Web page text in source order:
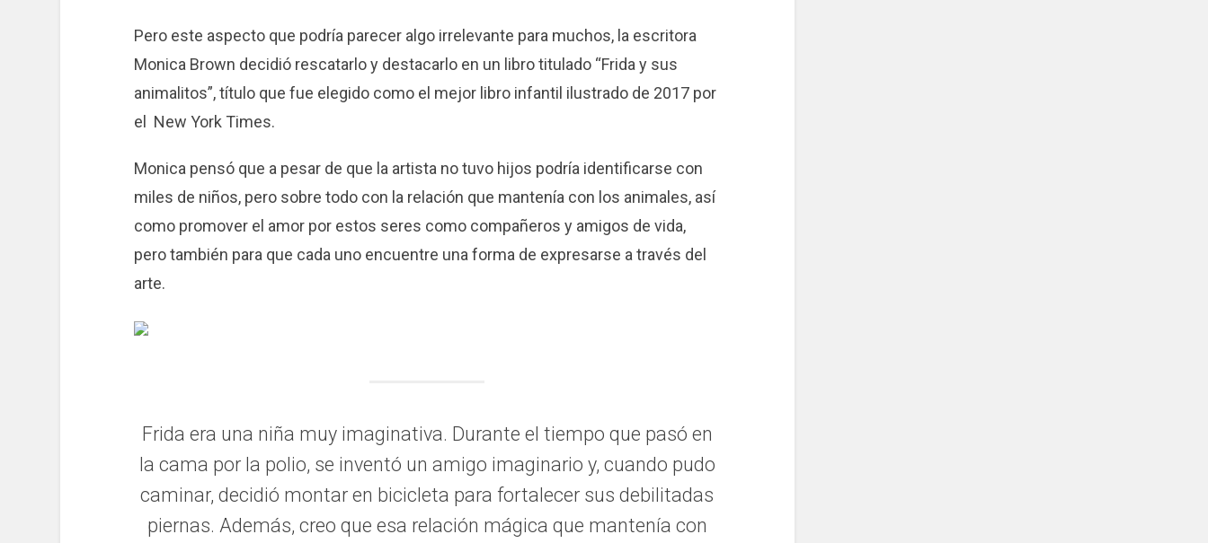
Pero este aspecto que podría parecer algo irrelevante para muchos, la escritora
Monica Brown decidió rescatarlo y destacarlo en un libro titulado “Frida y sus
animalitos”, título que fue elegido como el mejor libro infantil ilustrado de 2017 por
el New York Times.
Monica pensó que a pesar de que la artista no tuvo hijos podría identificarse con
miles de niños, pero sobre todo con la relación que mantenía con los animales, así
como promover el amor por estos seres como compañeros y amigos de vida,
pero también para que cada uno encuentre una forma de expresarse a través del
arte.
Frida era una niña muy imaginativa. Durante el tiempo que pasó en
la cama por la polio, se inventó un amigo imaginario y, cuando pudo
caminar, decidió montar en bicicleta para fortalecer sus debilitadas
piernas. Además, creo que esa relación mágica que mantenía con